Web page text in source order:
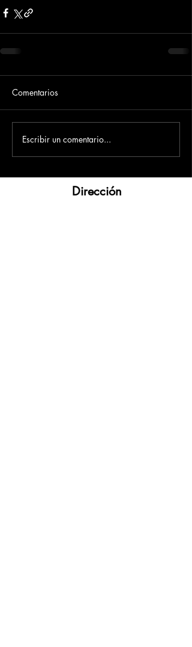
Comentarios
Escribir un comentario...
Dirección